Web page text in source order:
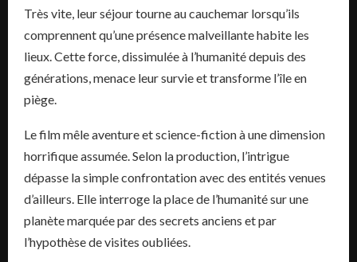
Très vite, leur séjour tourne au cauchemar lorsqu’ils
comprennent qu’une présence malveillante habite les
lieux. Cette force, dissimulée à l’humanité depuis des
générations, menace leur survie et transforme l’île en
piège.
Le film mêle aventure et science-fiction à une dimension
horrifique assumée. Selon la production, l’intrigue
dépasse la simple confrontation avec des entités venues
d’ailleurs. Elle interroge la place de l’humanité sur une
planète marquée par des secrets anciens et par
l’hypothèse de visites oubliées.